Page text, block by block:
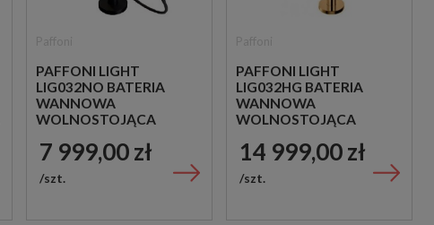
PAFFONI LIGHT
LIG032NO BATERIA
WANNOWA
WOLNOSTOJĄCA
7 999,00 zł
szt.
PAFFONI LIGHT
LIG032HG BATERIA
WANNOWA
WOLNOSTOJĄCA
14 999,00 zł
szt.